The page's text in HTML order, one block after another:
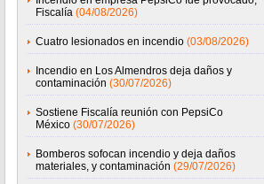
Fiscalía (04/08/2026)
Cuatro lesionados en incendio (03/08/2026)
Incendio en Los Almendros deja daños y
contaminación (30/07/2026)
Sostiene Fiscalía reunión con PepsiCo
México (30/07/2026)
Bomberos sofocan incendio y deja daños
materiales, y contaminación (29/07/2026)